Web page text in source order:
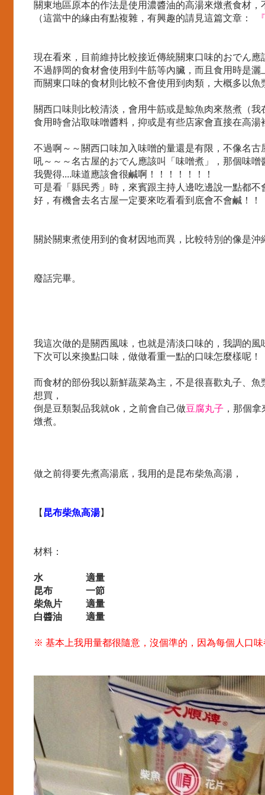
關東地區原本的作法是使用濃醬油的高湯來燉煮食材
（這當中的緣由有點複雜，有興趣的請見這篇文章：
現在看來，目前維持比較接近傳統關東口味的おでん
不過靜岡的食材會使用到牛筋等內臟，而且食用時是灑
而關東口味的食材則比較不會使用到肉類，大概多以
關西口味則比較清淡，會用牛筋或是鯨魚肉來熬煮（
食用時會沾取味噌醬料，抑或是有些店家會直接在高湯
不過啊～～關西口味加入味噌的量還是有限，不像名古
吼～～～名古屋的おでん應該叫「味噌煮」，那個味
我覺得....味道應該會很鹹啊！！！！！！！
可是看「縣民秀」時，來賓跟主持人邊吃邊說一點都不
好，有機會去名古屋一定要來吃看看到底會不會鹹！！
關於關東煮使用到的食材因地而異，比較特別的像是
廢話完畢。
我這次做的是關西風味，也就是清淡口味的，我調的
下次可以來換點口味，做做看重一點的口味怎麼樣呢！
而食材的部份我以新鮮蔬菜為主，不是很喜歡丸子、
想買，
倒是豆類製品我就ok，之前會自己做豆腐丸子 ，那個
燉煮。
做之前得要先煮高湯底，我用的是昆布柴魚高湯，
【 昆布柴魚高湯】
材料：
水 適量
昆布 一節
柴魚片 適量
白醬油 適量
※ 基本上我用量都很隨意，沒個準的，因為每個人口